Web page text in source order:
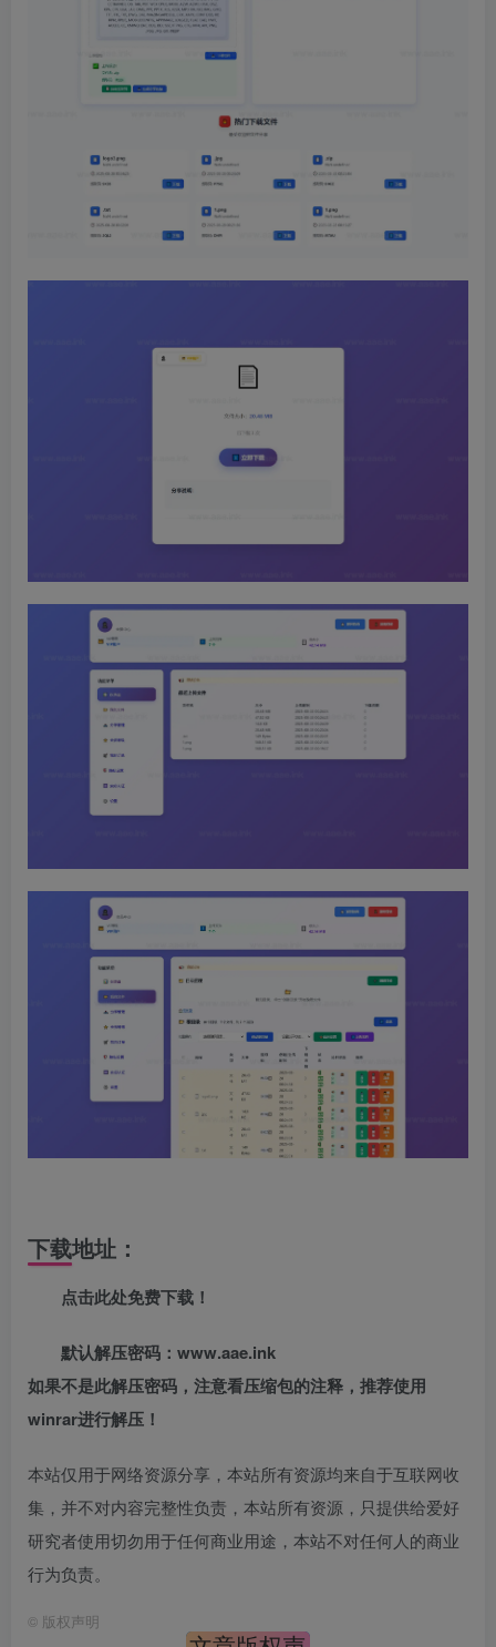
下载地址：
点击此处免费下载！
默认解压密码：www.aae.ink
如果不是此解压密码，注意看压缩包的注释，推荐使用
winrar进行解压！
本站仅用于网络资源分享，本站所有资源均来自于互联网收
集，并不对内容完整性负责，本站所有资源，只提供给爱好
研究者使用切勿用于任何商业用途，本站不对任何人的商业
行为负责。
© 版权声明